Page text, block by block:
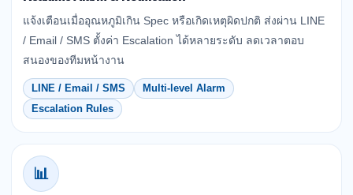
แจ้งเตือนเมื่ออุณหภูมิเกิน Spec หรือเกิดเหตุผิดปกติ ส่งผ่าน LINE
/ Email / SMS ตั้งค่า Escalation ได้หลายระดับ ลดเวลาตอบ
สนองของทีมหน้างาน
LINE / Email / SMS
Multi-level Alarm
Escalation Rules
📊